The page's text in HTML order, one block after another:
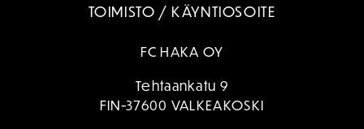
TOIMISTO / KÄYNTIOSOITE
FC HAKA OY
Tehtaankatu 9
FIN-37600 VALKEAKOSKI